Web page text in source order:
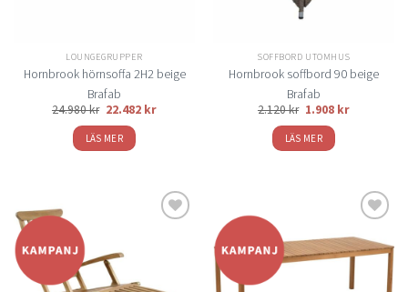
LOUNGEGRUPPER
Hornbrook hörnsoffa 2H2 beige
Brafab
24.980kr 22.482 kr
LÄS MER
SOFFBORD UTOMHUS
Hornbrook soffbord 90 beige
Brafab
2.120kr 1.908 kr
LÄS MER
Lägg
till i
önskelistan